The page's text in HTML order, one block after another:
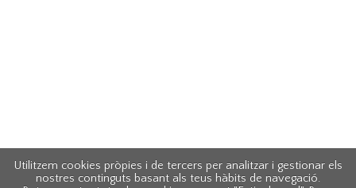
Utilitzem cookies pròpies i de tercers per analitzar i gestionar els
nostres continguts basant als teus hàbits de navegació.